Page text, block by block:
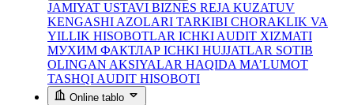
JAMIYAT USTAVI BIZNES REJA KUZATUV
KENGASHI AZOLARI TARKIBI CHORAKLIK VA
YILLIK HISOBOTLAR ICHKI AUDIT XIZMATI
МУХИМ ФАКТЛАР ICHKI HUJJATLAR SOTIB
OLINGAN AKSIYALAR HAQIDA MA’LUMOT
TASHQI AUDIT HISOBOTI
Online tablo